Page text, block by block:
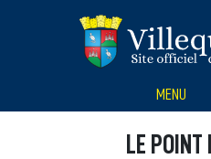
MENU
LE POINT